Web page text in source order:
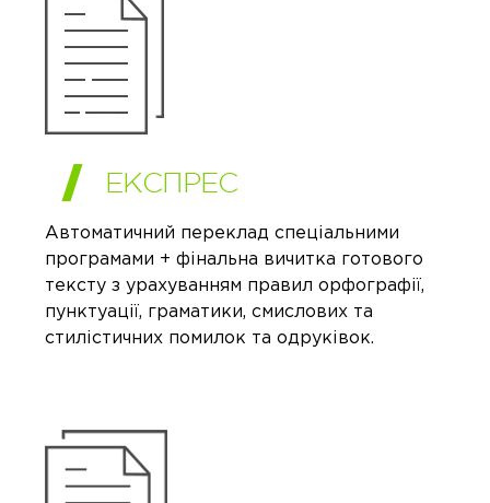
ЕКСПРЕС
Автоматичний переклад спеціальними
програмами + фінальна вичитка готового
тексту з урахуванням правил орфографії,
пунктуації, граматики, смислових та
стилістичних помилок та одруківок.